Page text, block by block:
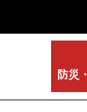
防災・